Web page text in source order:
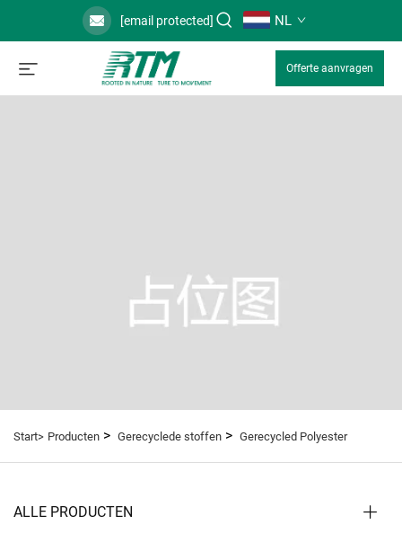
[email protected] NL
Offerte aanvragen
Start> Producten > Gerecyclede stoffen > Gerecycled Polyester
ALLE PRODUCTEN